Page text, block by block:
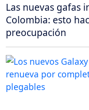
Las nuevas gafas
Colombia: esto
preocupación